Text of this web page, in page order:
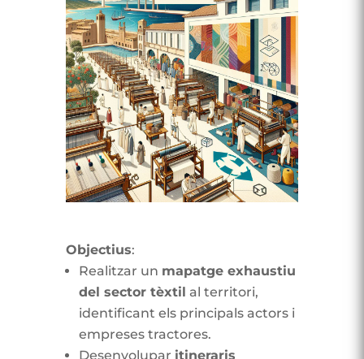
Objectius:
Realitzar un mapatge exhaustiu
del sector tèxtil al territori,
identificant els principals actors i
empreses tractores.
Desenvolupar itineraris